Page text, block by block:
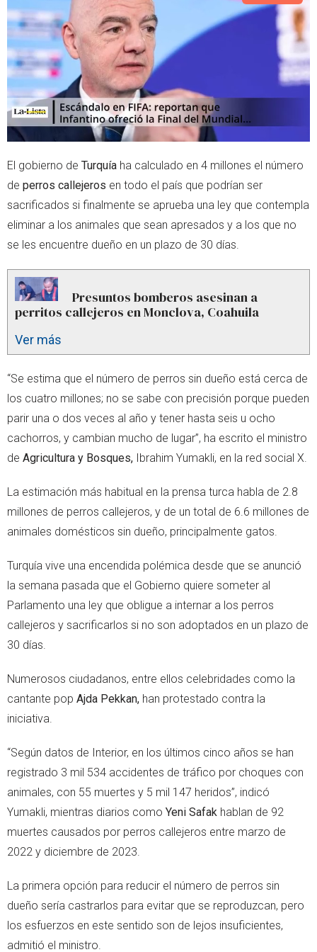
e
r
a
p
p
El gobierno de Turquía ha calculado en 4 millones el número
de perros callejeros en todo el país que podrían ser
sacrificados si finalmente se aprueba una ley que contempla
eliminar a los animales que sean apresados y a los que no
se les encuentre dueño en un plazo de 30 días.
Presuntos bomberos asesinan a
perritos callejeros en Monclova, Coahuila
Ver más
“Se estima que el número de perros sin dueño está cerca de
los cuatro millones; no se sabe con precisión porque pueden
parir una o dos veces al año y tener hasta seis u ocho
cachorros, y cambian mucho de lugar”, ha escrito el ministro
de Agricultura y Bosques, Ibrahim Yumakli, en la red social X.
La estimación más habitual en la prensa turca habla de 2.8
millones de perros callejeros, y de un total de 6.6 millones de
animales domésticos sin dueño, principalmente gatos.
Turquía vive una encendida polémica desde que se anunció
la semana pasada que el Gobierno quiere someter al
Parlamento una ley que obligue a internar a los perros
callejeros y sacrificarlos si no son adoptados en un plazo de
30 días.
Numerosos ciudadanos, entre ellos celebridades como la
cantante pop Ajda Pekkan, han protestado contra la
iniciativa.
“Según datos de Interior, en los últimos cinco años se han
registrado 3 mil 534 accidentes de tráfico por choques con
animales, con 55 muertes y 5 mil 147 heridos”, indicó
Yumakli, mientras diarios como Yeni Safak hablan de 92
muertes causados por perros callejeros entre marzo de
2022 y diciembre de 2023.
La primera opción para reducir el número de perros sin
dueño sería castrarlos para evitar que se reproduzcan, pero
los esfuerzos en este sentido son de lejos insuficientes,
admitió el ministro.